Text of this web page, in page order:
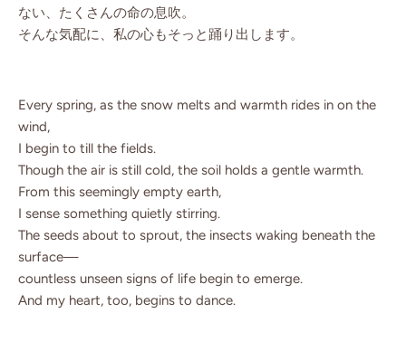
ない、たくさんの命の息吹。
そんな気配に、私の心もそっと踊り出します。
Every spring, as the snow melts and warmth rides in on the
wind,
I begin to till the fields.
Though the air is still cold, the soil holds a gentle warmth.
From this seemingly empty earth,
I sense something quietly stirring.
The seeds about to sprout, the insects waking beneath the
surface—
countless unseen signs of life begin to emerge.
And my heart, too, begins to dance.